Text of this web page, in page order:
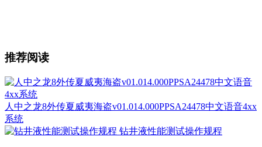
推荐阅读
人中之龙8外传夏威夷海盗v01.014.000PPSA24478中文语音4xx
系统
钻井液性能测试操作规程